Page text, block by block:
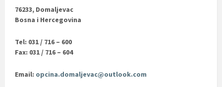
76233, Domaljevac
Bosna i Hercegovina
Tel: 031 / 716 – 600
Fax: 031 / 716 – 604
Email: opcina.domaljevac@outlook.com